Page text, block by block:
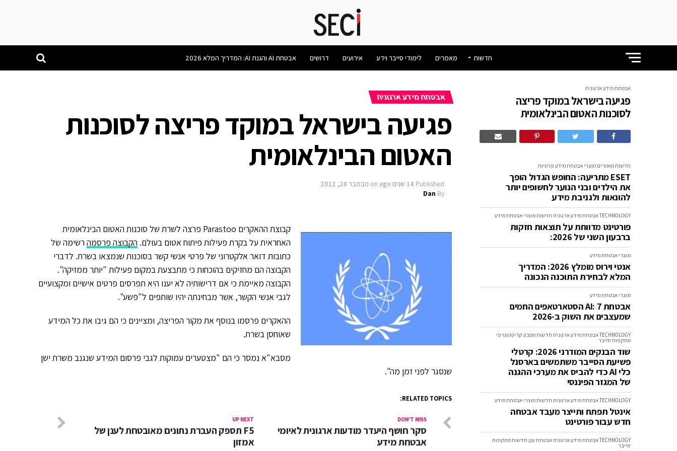
חדשות מאמרים לימודי סייבר וידע אירועים דרושים אבטחת AI והגנת AI: המדריך המלא 2026
אבטחת מידע ארגונית
פגיעה בישראל במוקד פריצה
לסוכנות האטום הבינלאומית
חדשותמאמרים מוצרי אבטחת מידע פרטיות
ESET מתריעה: החופש הגדול הופך
את הילדים ובני הנוער לחשופים יותר
להונאות ולגניבת מידע
TECHNOLOGYאבטחת מידע ארגונית חדשותמוצרי אבטחת מידע
פורטינט מדווחת על תוצאות חזקות
ברבעון השני של 2026:
מוצרי אבטחת מידע
אנטי וירוס מומלץ 2026: המדריך
המלא לבחירת התוכנה הנכונה
מוצרי אבטחת מידע
אבטחת AI: 7 הסטארטאפים החמים
שמעצבים את השוק ב-2026
TECHNOLOGYאבטחת מידע ארגונית חדשותמטבע קריפטוגרפי
מתקפות סייבר
שוד הבנקים המודרני 2026: קרטלי
פשיעת הסייבר משתמשים בארסנל
כלי AI כדי להביס את מערכי ההגנה
של המגזר הפיננסי
TECHNOLOGYאבטחת מידע ארגונית חדשותמוצרי אבטחת מידע
אינטל תפתח ותייצר מעבד אבטחה
חדש עבור פורטינט
TECHNOLOGYאבטחת מידע ארגוניתאבטחת ענן חדשותמתקפות
סייבר
אבטחת מידע ארגונית
פגיעה בישראל במוקד פריצה לסוכנות
האטום הבינלאומית
Published 14 שנים ago on נובמבר 28, 2012
By
Dan
קבוצת ההאקרים Parastoo פרצה לשרת של סוכנות האטום הבינלאומית
האחראית על בקרת פעילות פיתוח אטום בעולם. הקבוצה פרסמהרשימה של
כתובות דואר אלקטרוני של פרטי אנשי קשר בסוכנות שנמצאו בשרת. לדברי
הקבוצה הם מחזיקים בהוכחות כי מתבצעת במקום פעילות "יותר ממזיקה".
הקבוצה מאיימת כי אם דרישותיה לא יענו היא תפרסים פרטים אישיים ומקצועיים
לגבי אנשי הקשר, אשר מבחינתה יהיו שותפים ל"פשע".
ההאקרים פרסמו בנוסף את מקור הפריצה, ומציינים כי הם גיבו את כל המידע
שאוחסן בשרת.
מסבא"א נמסר כי הם "מצטערים עמוקות לגבי פרסום המידע שנגנב משרת ישן
שנסגר לפני זמן מה".
RELATED TOPICS:
UP NEXT
F5 תספק העברת נתונים מאובטחת לענן של
אמזון
DON'T MISS
סקר חושף היעדר מודעות ארגונית לאיומי
אבטחת מידע